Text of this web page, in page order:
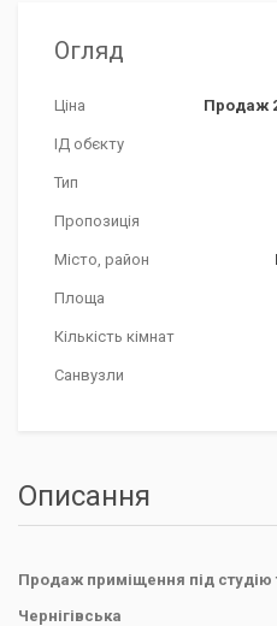
Огляд
Ціна Продаж
ІД обєкту
Тип
Пропозиція
Місто, район
Площа
Кількість кімнат
Санвузли
Описання
Продаж приміщення під студію
Чернігівська